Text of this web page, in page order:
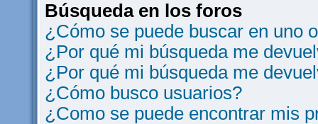
Búsqueda en los foros
¿Cómo se puede buscar en uno
¿Por qué mi búsqueda me
¿Por qué mi búsqueda me
¿Cómo busco usuarios?
¿Como se puede encontrar mis